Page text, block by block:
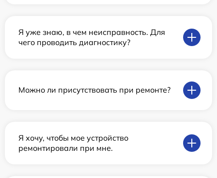
Я уже знаю, в чем неисправность. Для
чего проводить диагностику?
Можно ли присутствовать при ремонте?
Я хочу, чтобы мое устройство
ремонтировали при мне.